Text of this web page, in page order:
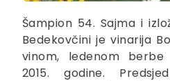
Šampion 54. Sajma i
Bedekovčini je vinarija
vinom, ledenom
2015. godine.